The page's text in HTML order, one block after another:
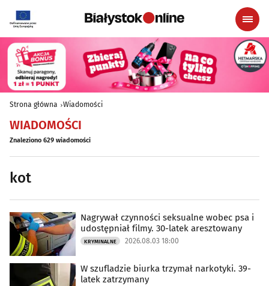
Strona główna Wiadomości
WIADOMOŚCI
Znaleziono 629 wiadomości
kot
Nagrywał czynności seksualne wobec psa i
udostępniał filmy. 30-latek aresztowany
KRYMINALNE 2026.08.03 18:00
W szufladzie biurka trzymał narkotyki. 39-
latek zatrzymany